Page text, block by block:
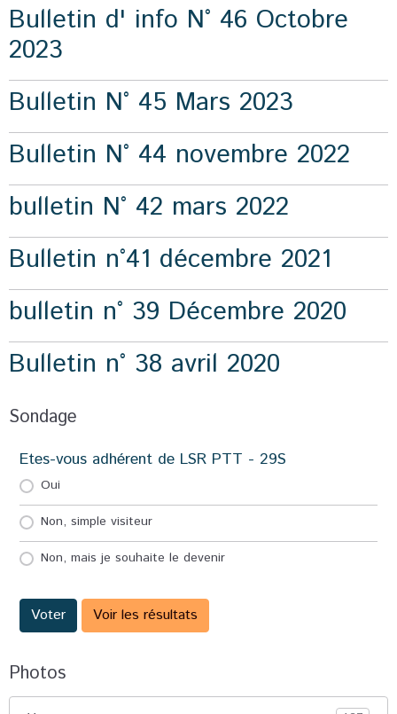
Bulletin d' info N° 46 Octobre
2023
Bulletin N° 45 Mars 2023
Bulletin N° 44 novembre 2022
bulletin N° 42 mars 2022
Bulletin n°41 décembre 2021
bulletin n° 39 Décembre 2020
Bulletin n° 38 avril 2020
Sondage
Etes-vous adhérent de LSR PTT - 29S
Oui
Non, simple visiteur
Non, mais je souhaite le devenir
Voter Voir les résultats
Photos